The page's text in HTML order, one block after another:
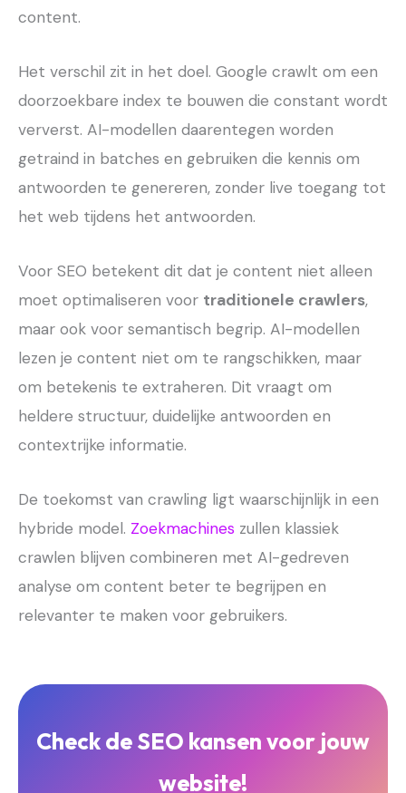
content.
Het verschil zit in het doel. Google crawlt om een
doorzoekbare index te bouwen die constant wordt
ververst. AI-modellen daarentegen worden
getraind in batches en gebruiken die kennis om
antwoorden te genereren, zonder live toegang tot
het web tijdens het antwoorden.
Voor SEO betekent dit dat je content niet alleen
moet optimaliseren voor traditionele crawlers,
maar ook voor semantisch begrip. AI-modellen
lezen je content niet om te rangschikken, maar
om betekenis te extraheren. Dit vraagt om
heldere structuur, duidelijke antwoorden en
contextrijke informatie.
De toekomst van crawling ligt waarschijnlijk in een
hybride model. Zoekmachines zullen klassiek
crawlen blijven combineren met AI-gedreven
analyse om content beter te begrijpen en
relevanter te maken voor gebruikers.
Check de SEO kansen voor jouw
website!